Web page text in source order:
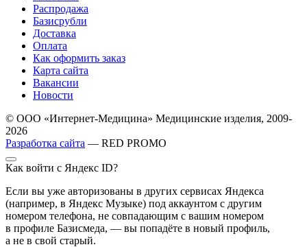
Распродажа
Базисрубли
Доставка
Оплата
Как оформить заказ
Карта сайта
Вакансии
Новости
© ООО «Интернет-Медицина» Медицинские изделия, 2009-
2026
Разработка сайта — RED PROMO
Как войти с Яндекс ID?
Если вы уже авторизованы в других сервисах Яндекса
(например, в Яндекс Музыке) под аккаунтом с другим
номером телефона, не совпадающим с вашим номером
в профиле Базисмеда, — вы попадёте в новый профиль,
а не в свой старый.